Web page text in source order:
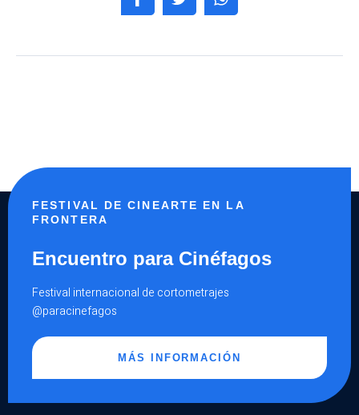
FESTIVAL DE CINEARTE EN LA
FRONTERA
Encuentro para Cinéfagos
Festival internacional de cortometrajes
@paracinefagos
MÁS INFORMACIÓN